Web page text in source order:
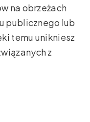
na obrzeżach
publicznego lub
temu unikniesz
z